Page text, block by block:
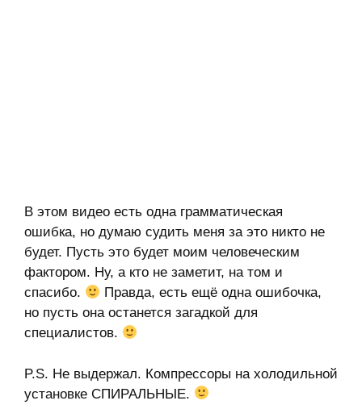
В этом видео есть одна грамматическая
ошибка, но думаю судить меня за это никто не
будет. Пусть это будет моим человеческим
фактором. Ну, а кто не заметит, на том и
спасибо.
Правда, есть ещё одна ошибочка,
но пусть она останется загадкой для
специалистов.
P.S. Не выдержал. Компрессоры на холодильной
установке СПИРАЛЬНЫЕ.